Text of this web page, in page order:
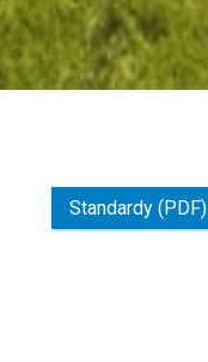
Standardy (PDF)